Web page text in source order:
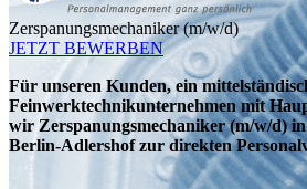
Zerspanungsmechaniker (m/w/d)
JETZT BEWERBEN
Für unseren Kunden, ein
Feinwerktechnikunternehmen mit
wir Zerspanungsmechaniker (m/w/d)
Berlin-Adlershof zur direkten